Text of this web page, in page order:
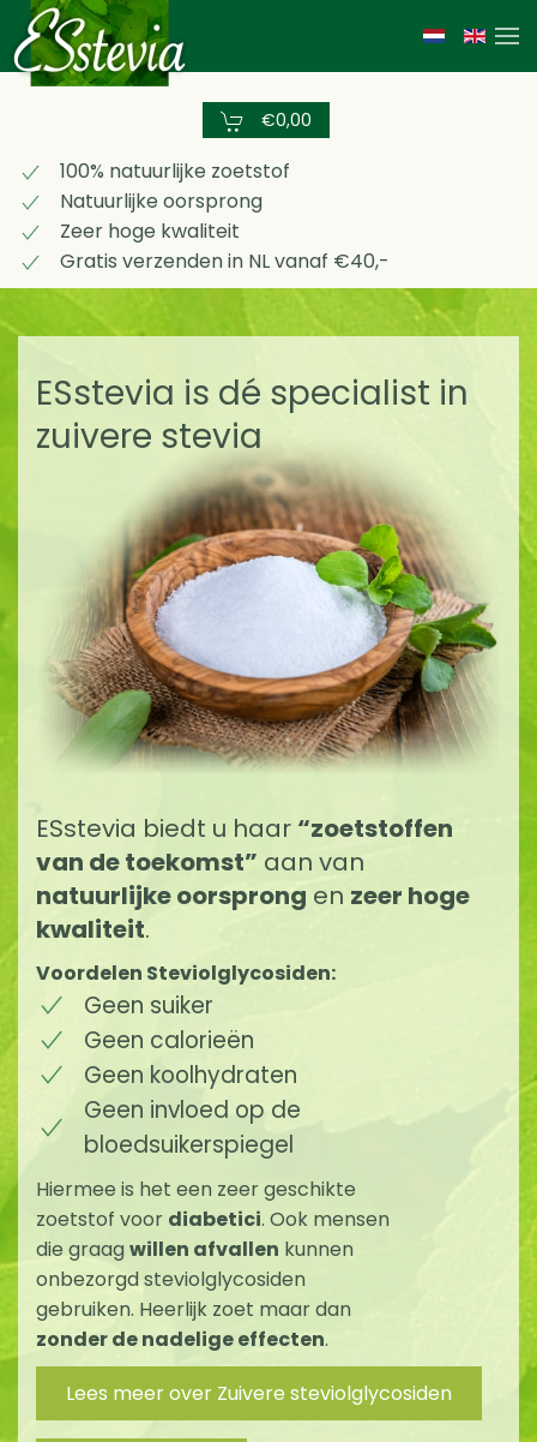
Skip
to
€0,00
100% natuurlijke zoetstof
Natuurlijke oorsprong
Zeer hoge kwaliteit
Gratis verzenden in NL vanaf €40,-
ESstevia is dé specialist in
zuivere stevia
ESstevia biedt u haar “zoetstoffen
van de toekomst” aan van
natuurlijke oorsprong en zeer hoge
kwaliteit.
Voordelen Steviolglycosiden:
Geen suiker
Geen calorieën
Geen koolhydraten
Geen invloed op de
bloedsuikerspiegel
Hiermee is het een zeer geschikte
zoetstof voor diabetici. Ook mensen
die graagwillen afvallen kunnen
onbezorgd steviolglycosiden
gebruiken. Heerlijk zoet maar dan
zonder de nadelige effecten.
Lees meer over Zuivere steviolglycosiden